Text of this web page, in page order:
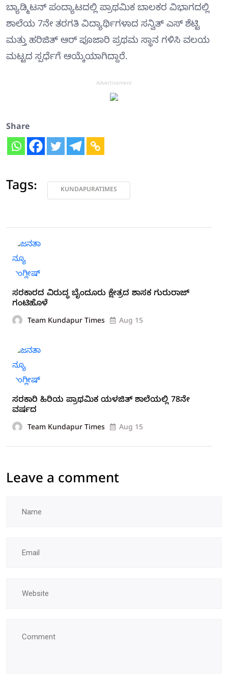
ಬ್ಯಾಡ್ಮಿಟನ್ ಪಂದ್ಯಾಟದಲ್ಲಿ ಪ್ರಾಥಮಿಕ ಬಾಲಕರ ವಿಭಾಗದಲ್ಲಿ
ಶಾಲೆಯ 7ನೇ ತರಗತಿ ವಿದ್ಯಾರ್ಥಿಗಳಾದ ಸನ್ವಿತ್ ಎಸ್ ಶೆಟ್ಟಿ
ಮತ್ತು ಹರಿಜಿತ್ ಆರ್ ಪೂಜಾರಿ ಪ್ರಥಮ ಸ್ಥಾನ ಗಳಿಸಿ ವಲಯ
ಮಟ್ಟದ ಸ್ಪರ್ಧೆಗೆ ಆಯ್ಕೆಯಾಗಿದ್ದಾರೆ.
Advertisement
Share
Tags: KUNDAPURATIMES
ಸರಕಾರದ ವಿರುದ್ಧ ಬೈಂದೂರು ಕ್ಷೇತ್ರದ ಶಾಸಕ ಗುರುರಾಜ್
ಗಂಟಿಹೊಳೆ‌
Team Kundapur Times Aug 15
ಸರಕಾರಿ ಹಿರಿಯ ಪ್ರಾಥಮಿಕ ಯಳಜಿತ್ ಶಾಲೆಯಲ್ಲಿ 78ನೇ
ವರ್ಷದ
Team Kundapur Times Aug 15
Leave a comment